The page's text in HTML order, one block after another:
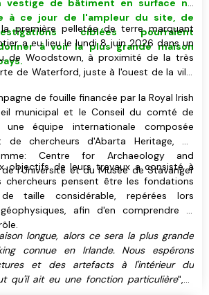
à ce jour de l'ampleur du site, de
ciblées pourraient
à voir la plus grande maison
.
première pelletée de terre marquant
a eu lieu le lundi 8 juin 2026 dans un
de Woodstown, à proximité de la très
de Waterford, juste à l'ouest de la ville
de fouille financée par la Royal Irish
municipal et le Conseil du comté de
une équipe internationale composée
de chercheurs d'Abarta Heritage, du
Centre for Archaeology and
l'Université et du Musée de Stavanger
objectifs de leurs travaux a consisté à
pensent être les fondations
taille considérable, repérées lors
afin d'en comprendre la
longue, alors ce sera la plus grande
connue en Irlande. Nous espérons
et des artefacts à l'intérieur du
qu'il ait eu une fonction particulière", a